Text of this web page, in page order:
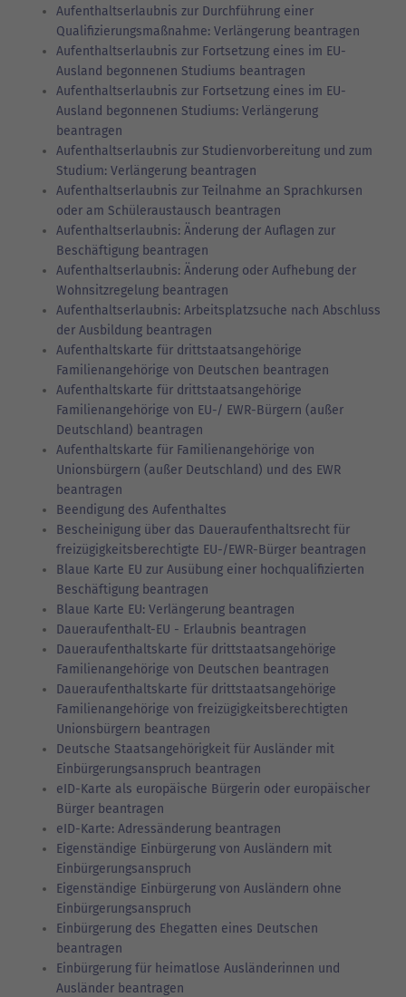
Aufenthaltserlaubnis zur Durchführung einer
Qualifizierungsmaßnahme: Verlängerung beantragen
Aufenthaltserlaubnis zur Fortsetzung eines im EU-
Ausland begonnenen Studiums beantragen
Aufenthaltserlaubnis zur Fortsetzung eines im EU-
Ausland begonnenen Studiums: Verlängerung
beantragen
Aufenthaltserlaubnis zur Studienvorbereitung und zum
Studium: Verlängerung beantragen
Aufenthaltserlaubnis zur Teilnahme an Sprachkursen
oder am Schüleraustausch beantragen
Aufenthaltserlaubnis: Änderung der Auflagen zur
Beschäftigung beantragen
Aufenthaltserlaubnis: Änderung oder Aufhebung der
Wohnsitzregelung beantragen
Aufenthaltserlaubnis: Arbeitsplatzsuche nach Abschluss
der Ausbildung beantragen
Aufenthaltskarte für drittstaatsangehörige
Familienangehörige von Deutschen beantragen
Aufenthaltskarte für drittstaatsangehörige
Familienangehörige von EU-/ EWR-Bürgern (außer
Deutschland) beantragen
Aufenthaltskarte für Familienangehörige von
Unionsbürgern (außer Deutschland) und des EWR
beantragen
Beendigung des Aufenthaltes
Bescheinigung über das Daueraufenthaltsrecht für
freizügigkeitsberechtigte EU-/EWR-Bürger beantragen
Blaue Karte EU zur Ausübung einer hochqualifizierten
Beschäftigung beantragen
Blaue Karte EU: Verlängerung beantragen
Daueraufenthalt-EU - Erlaubnis beantragen
Daueraufenthaltskarte für drittstaatsangehörige
Familienangehörige von Deutschen beantragen
Daueraufenthaltskarte für drittstaatsangehörige
Familienangehörige von freizügigkeitsberechtigten
Unionsbürgern beantragen
Deutsche Staatsangehörigkeit für Ausländer mit
Einbürgerungsanspruch beantragen
eID-Karte als europäische Bürgerin oder europäischer
Bürger beantragen
eID-Karte: Adressänderung beantragen
Eigenständige Einbürgerung von Ausländern mit
Einbürgerungsanspruch
Eigenständige Einbürgerung von Ausländern ohne
Einbürgerungsanspruch
Einbürgerung des Ehegatten eines Deutschen
beantragen
Einbürgerung für heimatlose Ausländerinnen und
Ausländer beantragen